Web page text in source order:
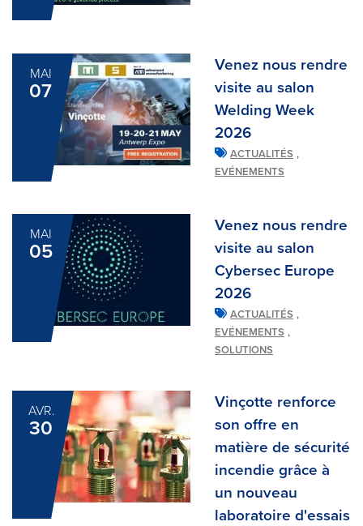
MAI
07
Venez nous rendre
visite au salon
Welding Week
2026
ACTUALITÉS ,
EVÉNEMENTS
MAI
05
Venez nous rendre
visite au salon
Cybersec Europe
2026
ACTUALITÉS ,
EVÉNEMENTS ,
SOLUTIONS
AVR.
30
Vinçotte renforce
son offre en
matière de sécurité
incendie grâce à
un nouveau
laboratoire d'essais